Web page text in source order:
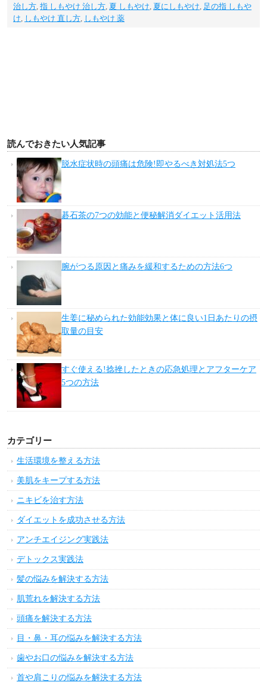
治し方, 指 しもやけ 治し方, 夏 しもやけ, 夏にしもやけ, 足の指 しもや
け, しもやけ 直し方, しもやけ 薬
読んでおきたい人気記事
脱水症状時の頭痛は危険!即やるべき対処法5つ
碁石茶の7つの効能と便秘解消ダイエット活用法
腕がつる原因と痛みを緩和するための方法6つ
生姜に秘められた効能効果と体に良い1日あたりの摂
取量の目安
すぐ使える!捻挫したときの応急処理とアフターケア
5つの方法
カテゴリー
生活環境を整える方法
美肌をキープする方法
ニキビを治す方法
ダイエットを成功させる方法
アンチエイジング実践法
デトックス実践法
髪の悩みを解決する方法
肌荒れを解決する方法
頭痛を解決する方法
目・鼻・耳の悩みを解決する方法
歯やお口の悩みを解決する方法
首や肩こりの悩みを解決する方法